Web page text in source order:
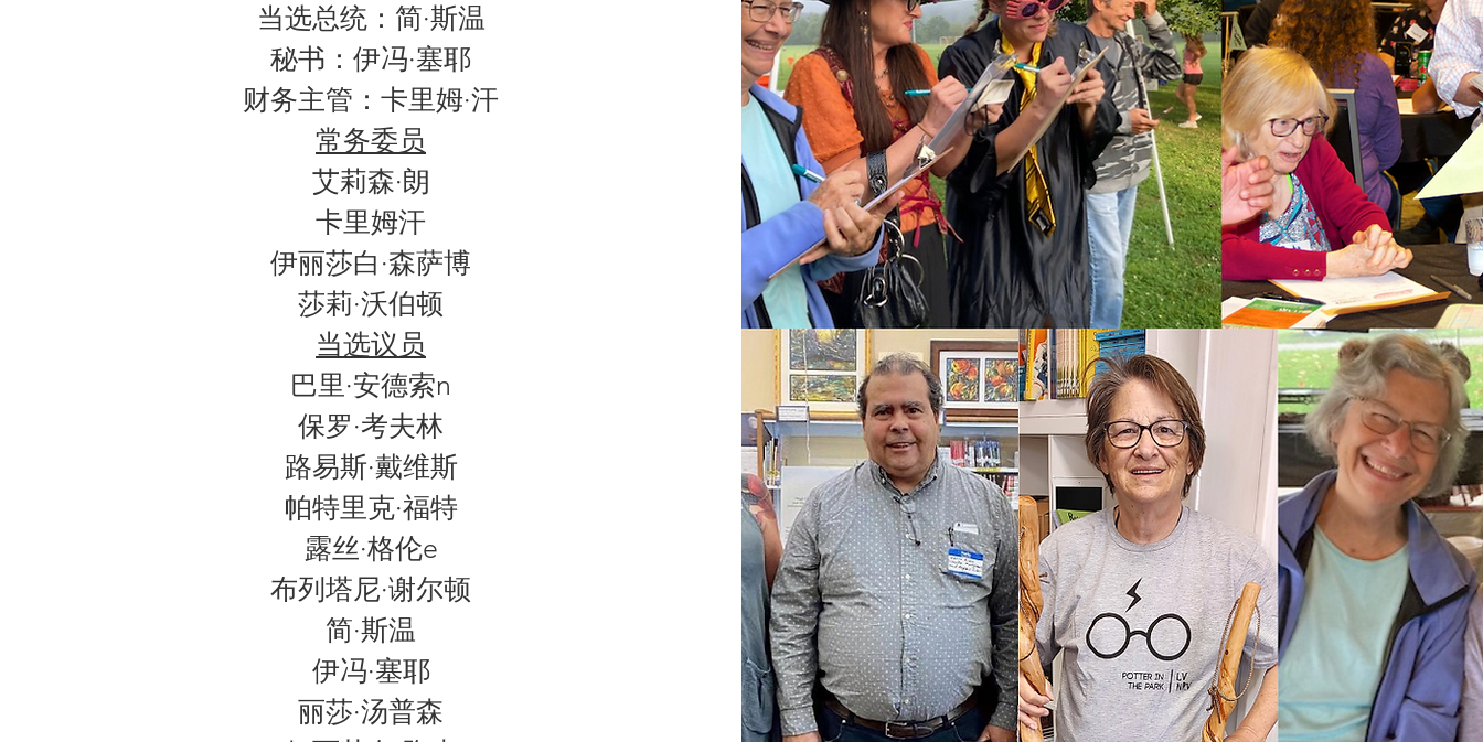
当选总统：简·斯温
秘书：伊冯·塞耶
财务主管：卡里姆·汗
常务委员
艾莉森·朗
卡里姆汗
伊丽莎白·森萨博
莎莉·沃伯顿
当选议员
巴里·安德索n
保罗·考夫林
路易斯·戴维斯
帕特里克·福特
露丝·格伦e
布列塔尼·谢尔顿
简·斯温
伊冯·塞耶
丽莎·汤普森